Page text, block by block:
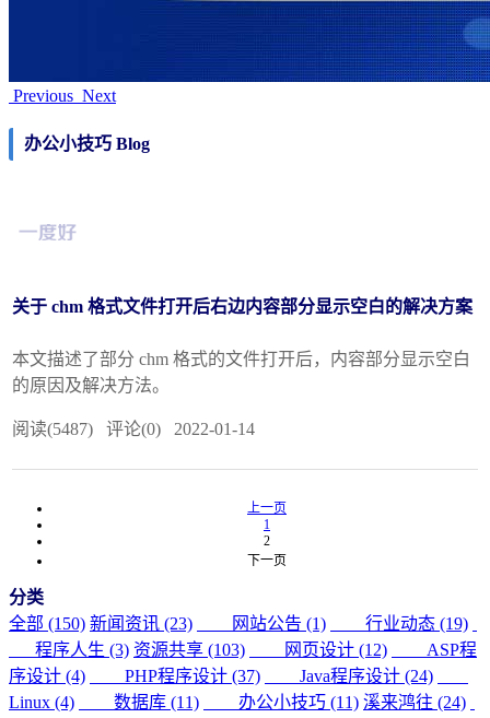
Previous Next
办公小技巧 Blog
关于 chm 格式文件打开后右边内容部分显示空白的解决方案
本文描述了部分 chm 格式的文件打开后，内容部分显示空白
的原因及解决方法。
阅读(5487) 评论(0) 2022-01-14
上一页
1
2
下一页
分类
全部 (150) 新闻资讯 (23) 网站公告 (1)
行业动态 (19)
程序人生 (3) 资源共享 (103) 网页设计 (12)
ASP程
序设计 (4)
PHP程序设计 (37)
Java程序设计 (24)
Linux (4)
数据库 (11) 办公小技巧 (11) 溪来鸿往 (24)